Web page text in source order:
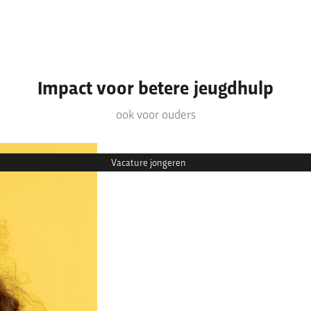
Thema’s & verhalen
Thema’s waar we mee bezig zijn
Ervaringsverhalen
Impact voor betere jeugdhulp
ook voor ouders
Vacature jongeren